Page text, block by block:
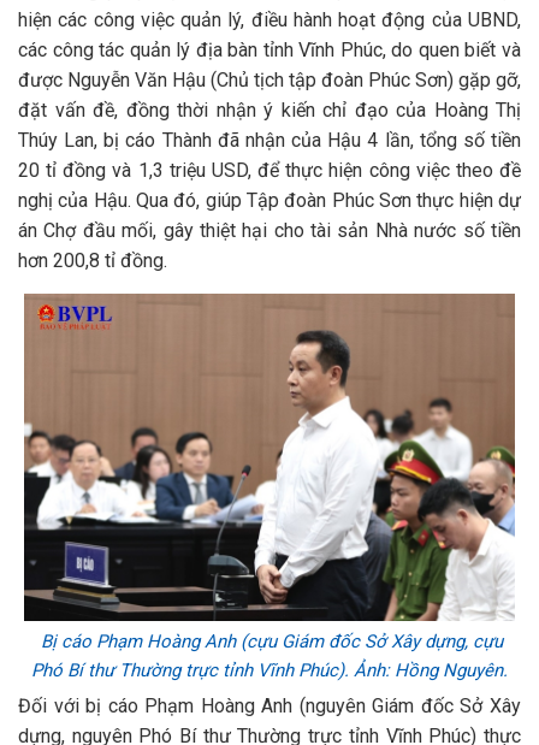
hiện các công việc quản lý, điều hành hoạt động của UBND,
các công tác quản lý địa bàn tỉnh Vĩnh Phúc, do quen biết và
được Nguyễn Văn Hậu (Chủ tịch tập đoàn Phúc Sơn) gặp gỡ,
đặt vấn đề, đồng thời nhận ý kiến chỉ đạo của Hoàng Thị
Thúy Lan, bị cáo Thành đã nhận của Hậu 4 lần, tổng số tiền
20 tỉ đồng và 1,3 triệu USD, để thực hiện công việc theo đề
nghị của Hậu. Qua đó, giúp Tập đoàn Phúc Sơn thực hiện dự
án Chợ đầu mối, gây thiệt hại cho tài sản Nhà nước số tiền
hơn 200,8 tỉ đồng.
Bị cáo Phạm Hoàng Anh (cựu Giám đốc Sở Xây dựng, cựu
Phó Bí thư Thường trực tỉnh Vĩnh Phúc). Ảnh: Hồng Nguyên.
Đối với bị cáo Phạm Hoàng Anh (nguyên Giám đốc Sở Xây
dựng, nguyên Phó Bí thư Thường trực tỉnh Vĩnh Phúc) thực